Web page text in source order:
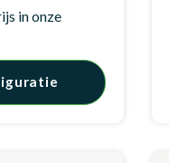
in onze